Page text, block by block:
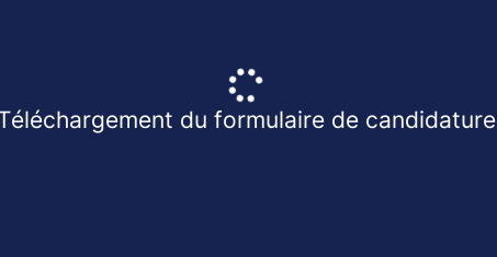
du formulaire de candidature